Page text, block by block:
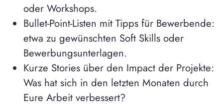
oder Workshops.
Bullet-Point-Listen mit Tipps für Bewerbende:
etwa zu gewünschten Soft Skills oder
Bewerbungsunterlagen.
Kurze Stories über den Impact der Projekte:
Was hat sich in den letzten Monaten durch
Eure Arbeit verbessert?